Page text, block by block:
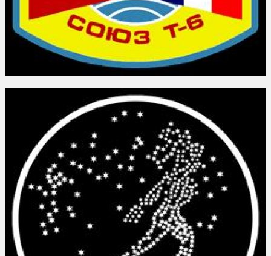
Soyuz-T 6 embleem